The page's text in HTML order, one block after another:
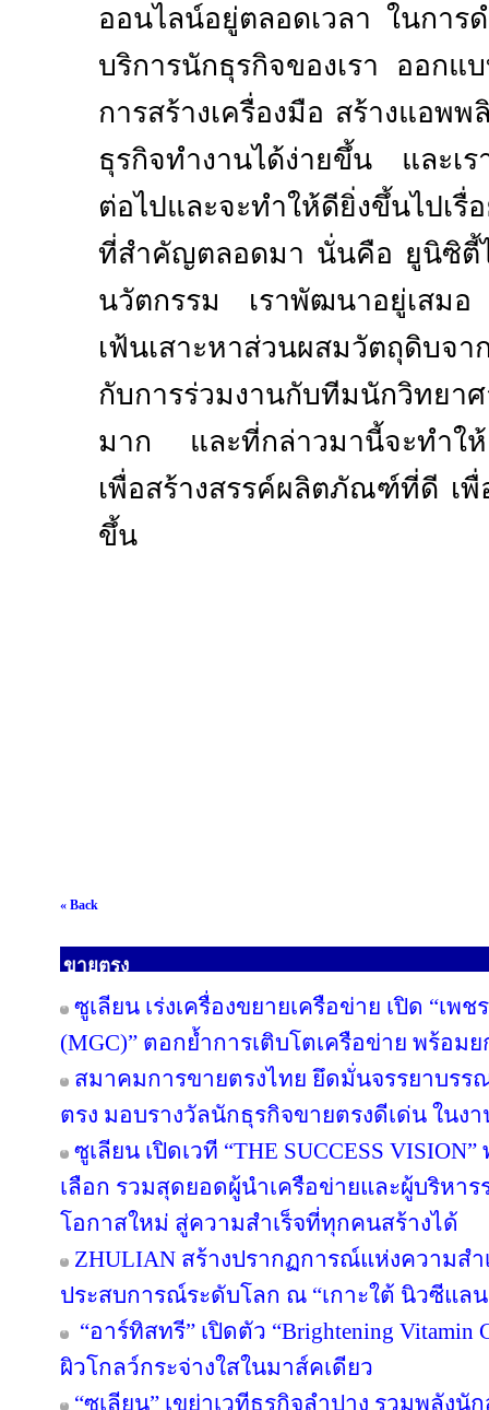
ออนไลน์อยู่ตลอดเวลา ในการ
บริการนักธุรกิจของเรา ออก
การสร้างเครื่องมือ สร้างแอพพ
ธุรกิจทำงานได้ง่ายขึ้น และเร
ต่อไปและจะทำให้ดียิ่งขึ้นไปเรื่
ที่สำคัญตลอดมา นั่นคือ ยูนิซิตี้
นวัตกรรม เราพัฒนาอยู่เสมอ
เฟ้นเสาะหาส่วนผสมวัตถุดิบ
กับการร่วมงานกับทีมนักวิทยา
มาก และที่กล่าวมานี้จะทำให้
เพื่อสร้างสรรค์ผลิตภัณฑ์ที่ดี เ
ขึ้น
« Back
ขายตรง
ซูเลียน เร่งเครื่องขยายเครือข่าย เปิด “เพ
(MGC)” ตอกย้ำการเติบโตเครือข่าย พร้อ
สมาคมการขายตรงไทย ยึดมั่นจรรยาบรร
ตรง มอบรางวัลนักธุรกิจขายตรงดีเด่น ในงา
ซูเลียน เปิดเวที “THE SUCCESS
เลือก รวมสุดยอดผู้นำเครือข่ายและผู้บริหา
โอกาสใหม่ สู่ความสำเร็จที่ทุกคนสร้างได้
ZHULIAN สร้างปรากฏการณ์แห่งความสำ
ประสบการณ์ระดับโลก ณ “เกาะใต้ นิวซีแล
“อาร์ทิสทรี” เปิดตัว “Brightening Vitamin
ผิวโกลว์กระจ่างใสในมาส์คเดียว
“ซูเลียน” เขย่าเวทีธุรกิจลำปาง รวมพลัง